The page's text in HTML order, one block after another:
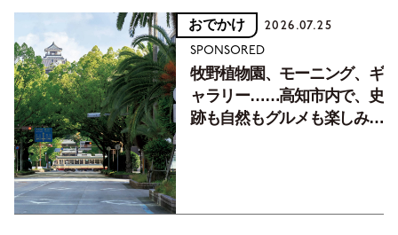
おでかけ 2026.07.25
SPONSORED
牧野植物園、モーニング、ギ
ャラリー……高知市内で、史
跡も自然もグルメも楽しみ尽